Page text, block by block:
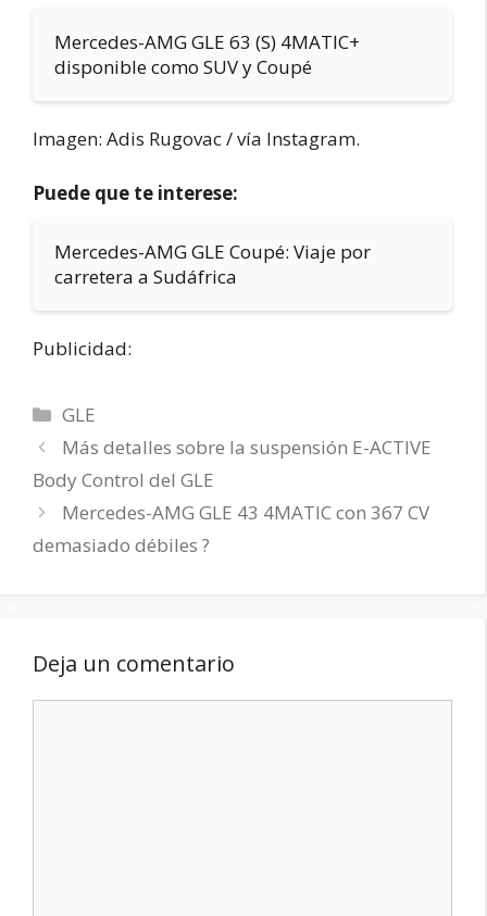
Mercedes-AMG GLE 63 (S) 4MATIC+
disponible como SUV y Coupé
Imagen: Adis Rugovac / vía Instagram.
Puede que te interese:
Mercedes-AMG GLE Coupé: Viaje por
carretera a Sudáfrica
Publicidad:
Categorías
GLE
Más detalles sobre la suspensión E-ACTIVE
Body Control del GLE
Mercedes-AMG GLE 43 4MATIC con 367 CV
demasiado débiles ?
Deja un comentario